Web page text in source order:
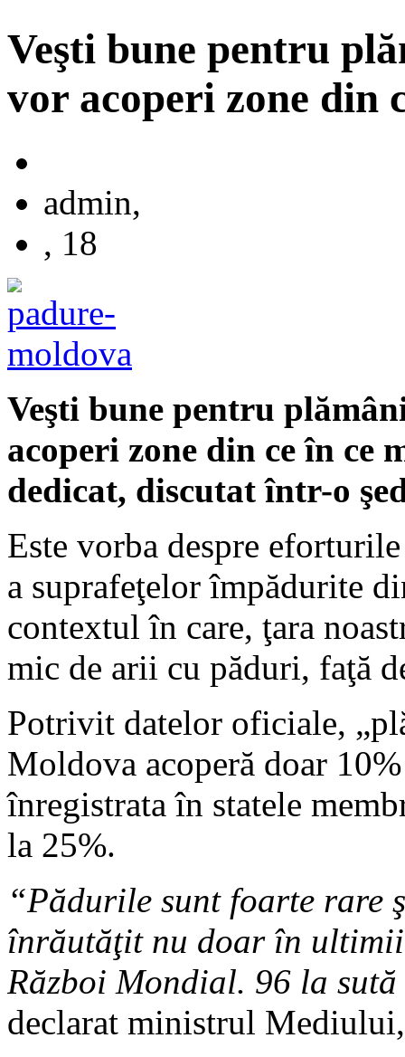
Veşti bune pentru
vor acoperi zone din
admin,
, 18
Veşti bune pentru
acoperi zone din ce în ce
dedicat, discutat într-o
Este vorba despre
a suprafeţelor împădurite
contextul în care, ţara
mic de arii cu păduri, faţă
Potrivit datelor oficiale,
Moldova acoperă doar
înregistrata în statele
la 25%.
“Pădurile sunt foarte rare
înrăutăţit nu doar în
Război Mondial. 96 la
declarat ministrul